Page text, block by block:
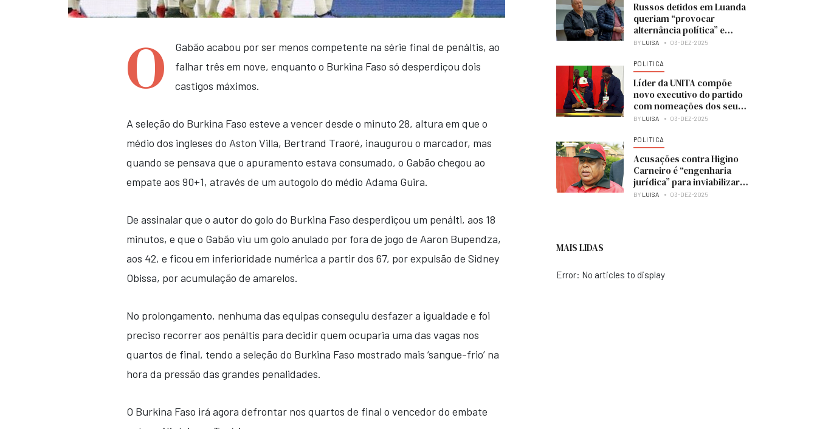
O
Gabão acabou por ser menos competente na série final de penáltis, ao
falhar três em nove, enquanto o Burkina Faso só desperdiçou dois
castigos máximos.
A seleção do Burkina Faso esteve a vencer desde o minuto 28, altura em que o
médio dos ingleses do Aston Villa, Bertrand Traoré, inaugurou o marcador, mas
quando se pensava que o apuramento estava consumado, o Gabão chegou ao
empate aos 90+1, através de um autogolo do médio Adama Guira.
De assinalar que o autor do golo do Burkina Faso desperdiçou um penálti, aos 18
minutos, e que o Gabão viu um golo anulado por fora de jogo de Aaron Bupendza,
aos 42, e ficou em inferioridade numérica a partir dos 67, por expulsão de Sidney
Obissa, por acumulação de amarelos.
No prolongamento, nenhuma das equipas conseguiu desfazer a igualdade e foi
preciso recorrer aos penáltis para decidir quem ocuparia uma das vagas nos
quartos de final, tendo a seleção do Burkina Faso mostrado mais ‘sangue-frio’ na
hora da pressão das grandes penalidades.
O Burkina Faso irá agora defrontar nos quartos de final o vencedor do embate
Russos detidos em Luanda
queriam “provocar
alternância política” e
colocar UNITA no poder
BY LUISA 03-DEZ-2025
POLITICA
Líder da UNITA compõe
novo executivo do partido
com nomeações dos seus
membros
BY LUISA 03-DEZ-2025
POLITICA
Acusações contra Higino
Carneiro é “engenharia
jurídica” para inviabilizar
candidatura à presidência
BY LUISA 03-DEZ-2025
MAIS LIDAS
Error: No articles to display